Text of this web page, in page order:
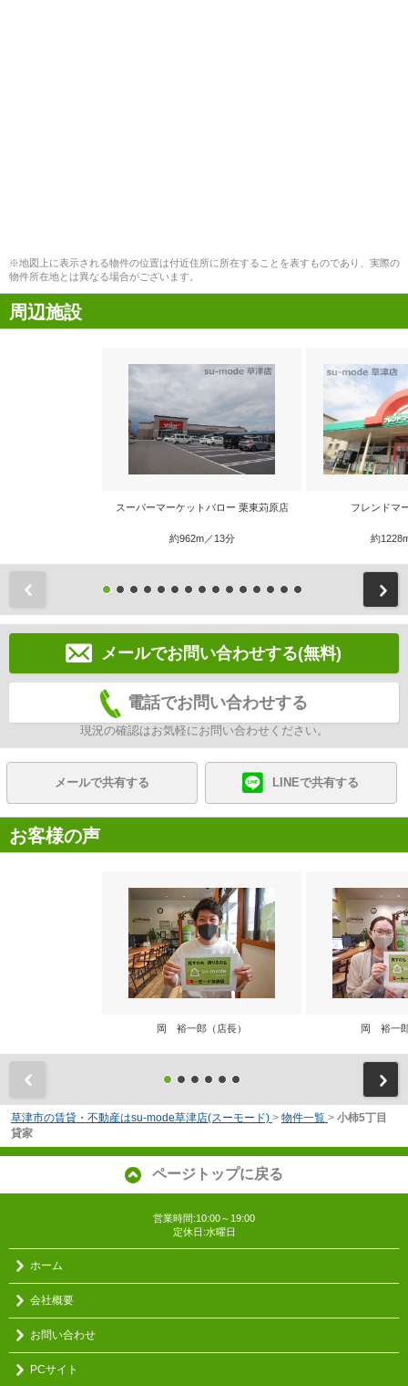
※地図上に表示される物件の位置は付近住所に所在することを表すものであり、実際の
物件所在地とは異なる場合がございます。
周辺施設
スーパーマーケットバロー 栗東苅原店
約962m／13分
フレンドマ
約
メールでお問い合わせする(無料)
電話でお問い合わせする
現況の確認はお気軽にお問い合わせください。
メールで共有する LINEで共有する
お客様の声
岡 裕一郎（店長） 岡 裕一
草津市の賃貸・不動産はsu-mode草津店(スーモード) > 物件一覧 > 小柿5丁目
貸家
ページトップに戻る
営業時間:10:00～19:00
定休日:水曜日
ホーム
会社概要
お問い合わせ
PCサイト